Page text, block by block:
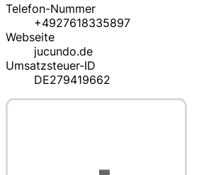
Telefon-Nummer
+4927618335897
Webseite
jucundo.de
Umsatzsteuer-ID
DE279419662